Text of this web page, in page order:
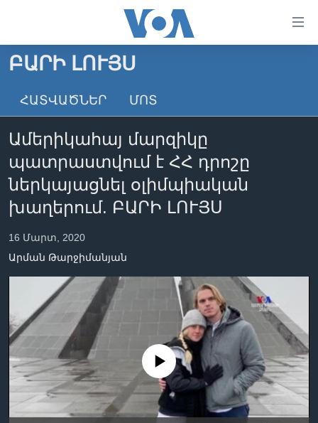
անցնել
հիմնական
անցնել
բովանդակությանը
հիմնական
բովանդակություն
ԳԼԽԱՎՈՐ ԷՋ
ԼՈՒՐԵՐ
ՏԵՍԱՆՅՈՒԹԵՐ
ՖԻԼՄԵՐ
ՖԻԼՄԵՐ
ՄԵՐ ՄԱՍԻՆ
«ԱՄԵՐԻԿԱՅԻ ՁԱՅՆ»-Ի ԿԱՆՈՆԱԴՐՈՒԹՅՈՒՆ
ԿԱՊ ՄԵԶ ՀԵՏ
Learning English
ՀԵՏԵՒԵՔ ՄԵԶ
Լեզուներ
ԲԱՐԻ ԼՈՒՅՍ
ՀԱՏՎԱԾՆԵՐ ՄՈՏ
Ամերիկահայ մարզիկը
պատրաստվում է ՀՀ դրոշը
ներկայացնել օլիմպիական
խաղերում. ԲԱՐԻ ԼՈՒՅՍ
16 Մարտ, 2020
Արման Թարջիմանյան
No media source currently available